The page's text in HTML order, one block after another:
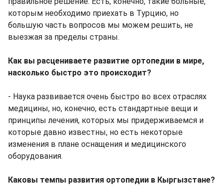
которым необходимо приехать в Турцию, но
большую часть вопросов мы можем решить, не
выезжая за пределы страны.
Как вы расцениваете развитие ортопедии в мире,
насколько быстро это происходит?
- Наука развивается очень быстро во всех отраслях
медицины, но, конечно, есть стандартные вещи и
принципы лечения, которых мы придерживаемся и
которые давно известны, но есть некоторые
изменения в плане оснащения и медицинского
оборудования.
Каковы темпы развития ортопедии в Кыргызстане?